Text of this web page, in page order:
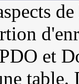
et
table.